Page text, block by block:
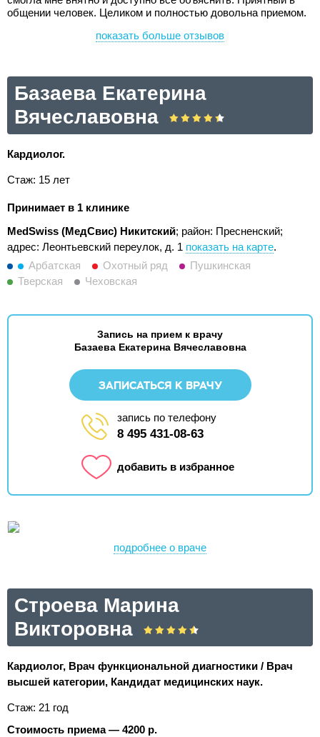
общении человек. Целиком и полностью довольна приемом.
показать больше отзывов
Базаева Екатерина
Вячеславовна
Кардиолог.
Стаж: 15 лет
Принимает в 1 клинике
MedSwiss (МедСвис) Никитский; район: Пресненский;
адрес: Леонтьевский переулок, д. 1 показать на карте.
Арбатская
Охотный ряд
Пушкинская
Тверская
Чеховская
Запись на прием к врачу
Базаева Екатерина Вячеславовна
ЗАПИСАТЬСЯ К ВРАЧУ
запись по телефону
8 495 431-08-63
добавить в избранное
подробнее о враче
Строева Марина
Викторовна
Кардиолог, Врач функциональной диагностики / Врач
высшей категории, Кандидат медицинских наук.
Стаж: 21 год
Стоимость приема — 4200 р.